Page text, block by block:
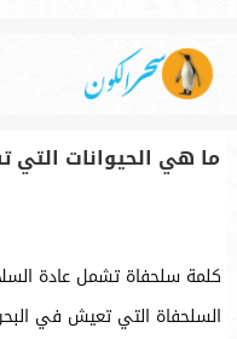
ما هي الحيوانات
كلمة سلحفاة تشمل عادة
السلحفاة التي تعيش في